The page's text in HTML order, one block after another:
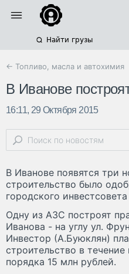
Найти грузы
← Топливо, масла и автохимия
В Иванове
16:11, 29 Октября 2015
В Иванове появятся три
строительство было
городского
Одну из АЗС построят
Иванова - на углу ул.
Инвестор (А.Буюклян)
строительство в
порядка 15 млн рублей.